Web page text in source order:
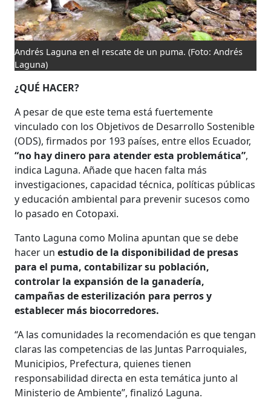
Andrés Laguna en el rescate de un puma.(Foto: Andrés
Laguna)
¿QUÉ HACER?
A pesar de que este tema está fuertemente
vinculado con los Objetivos de Desarrollo Sostenible
(ODS), firmados por 193 países, entre ellos Ecuador,
“no hay dinero para atender esta problemática”,
indica Laguna. Añade que hacen falta más
investigaciones, capacidad técnica, políticas públicas
y educación ambiental para prevenir sucesos como
lo pasado en Cotopaxi.
Tanto Laguna como Molina apuntan que se debe
hacer unestudio de la disponibilidad de presas
para el puma, contabilizar su población,
controlar la expansión de la ganadería,
campañas de esterilización para perros y
establecer más biocorredores.
“A las comunidades la recomendación es que tengan
claras las competencias de las Juntas Parroquiales,
Municipios, Prefectura, quienes tienen
responsabilidad directa en esta temática junto al
Ministerio de Ambiente”, finalizó Laguna.